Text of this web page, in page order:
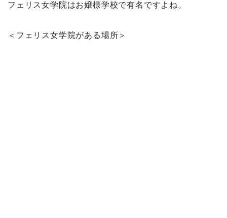
フェリス女学院はお嬢様学校で有名ですよね。
＜フェリス女学院がある場所＞